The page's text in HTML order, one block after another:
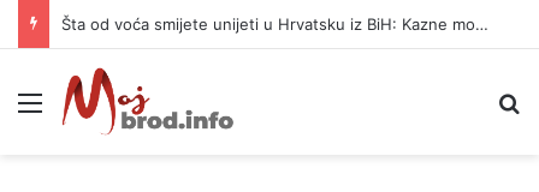
Šta od voća smijete unijeti u Hrvatsku iz BiH: Kazne mogu dostići 13.260 evra
Meni